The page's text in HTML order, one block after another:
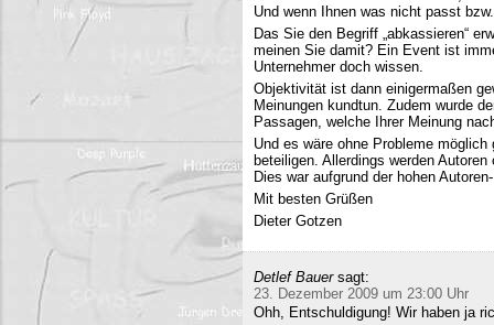
Und wenn Ihnen was nicht passt
Das Sie den Begriff „abkassieren“
meinen Sie damit? Ein Event ist
Unternehmer doch wissen.
Objektivität ist dann einigermaßen
Meinungen kundtun. Zudem wurde
Passagen, welche Ihrer Meinung
Und es wäre ohne Probleme
beteiligen. Allerdings werden
Dies war aufgrund der hohen
Mit besten Grüßen
Dieter Gotzen
Detlef Bauer sagt:
23. Dezember 2009 um 23:00 Uhr
Ohh, Entschuldigung! Wir haben ja